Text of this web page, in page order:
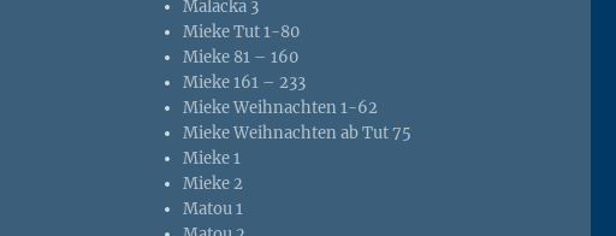
Malacka 3
Mieke Tut 1-80
Mieke 81 – 160
Mieke 161 – 233
Mieke Weihnachten 1-62
Mieke Weihnachten ab Tut 75
Mieke 1
Mieke 2
Matou 1